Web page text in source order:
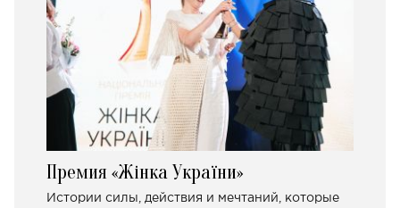
Премия «Жінка України»
Истории силы, действия и мечтаний, которые